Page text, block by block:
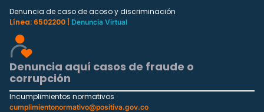
Denuncia de caso de acoso y discriminación
Línea: 6502200 |
Denuncia Virtual
Denuncia aquí casos de fraude o
corrupción
Incumplimientos normativos
cumplimientonormativo@positiva.gov.co